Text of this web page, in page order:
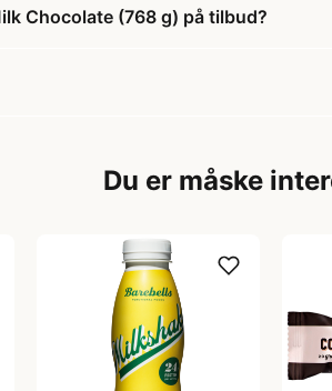
Chocolate (768 g) på tilbud?
Du er måske